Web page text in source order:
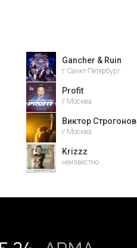
Gancher & Ruin
г Санкт-Петербург
Profit
г Москва
Виктор Строгонов
г Москва
Krizzz
неизвестно